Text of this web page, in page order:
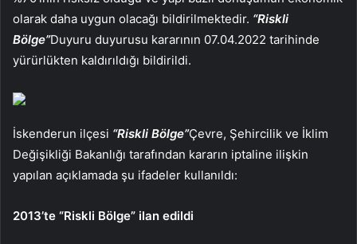
olarak daha uygun olacağı bildirilmektedir. “Riskli
Bölge”Duyuru duyurusu kararının 07.04.2022 tarihinde
yürürlükten kaldırıldığı bildirildi.
İskenderun ilçesi “Riskli Bölge”Çevre, Şehircilik ve İklim
Değişikliği Bakanlığı tarafından kararın iptaline ilişkin
yapılan açıklamada şu ifadeler kullanıldı:
2013’te “Riskli Bölge” ilan edildi